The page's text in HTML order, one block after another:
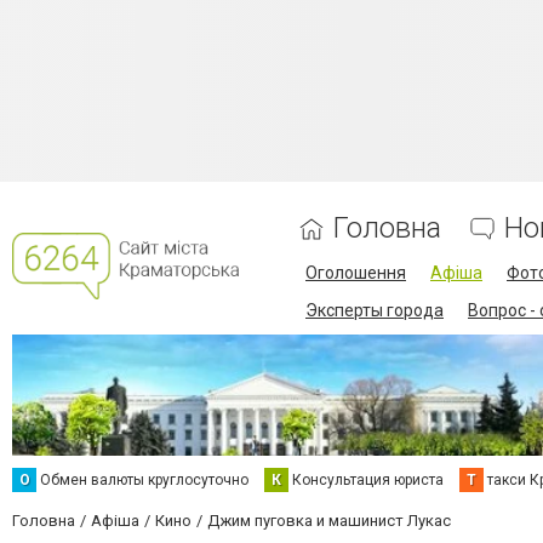
Головна
Оголошення Афіша
Эксперты города
Вопрос -
О Обмен валюты круглосуточно К Консультация юриста Т такси
Головна Афіша Кино Джим пуговка и машинист Лукас